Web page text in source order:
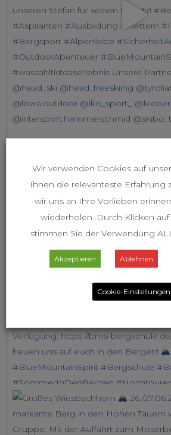
Wir verwenden Cookies auf
Ihnen die relevanteste Erfahrung
wir uns an Ihre Vorlieben
wiederholen. Durch Klicken
stimmen Sie der Verwendung
Akzeptieren Ablehnen
Cookie-Einstellungen